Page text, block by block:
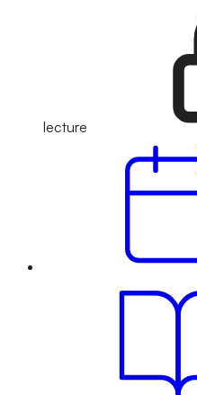
lecture